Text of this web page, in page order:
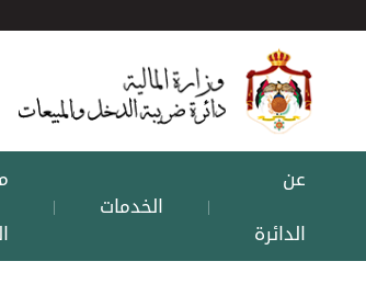
عن
الدائرة
| الخدمات |